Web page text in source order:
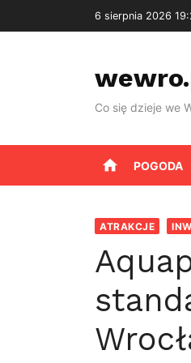
to
6 sierpnia 2026
Co się dzieje we
home POGODA
ATRAKCJE